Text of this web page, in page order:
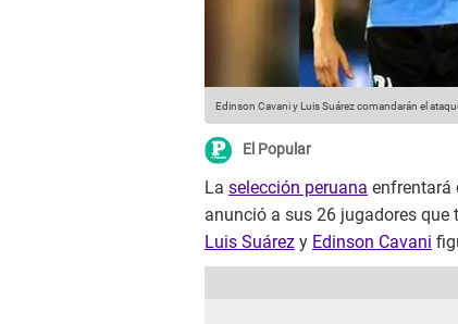
Edinson Cavani y Luis Suárez comandarán el
El Popular
La selección peruana enfrentará
anunció a sus 26 jugadores
Luis Suárez y Edinson Cavani